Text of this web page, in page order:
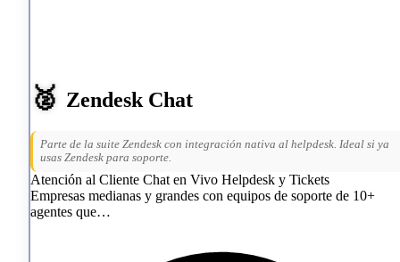
🥈 Zendesk Chat
Parte de la suite Zendesk con integración nativa al helpdesk. Ideal si ya
usas Zendesk para soporte.
Atención al Cliente Chat en Vivo Helpdesk y Tickets
Empresas medianas y grandes con equipos de soporte de 10+
agentes que…